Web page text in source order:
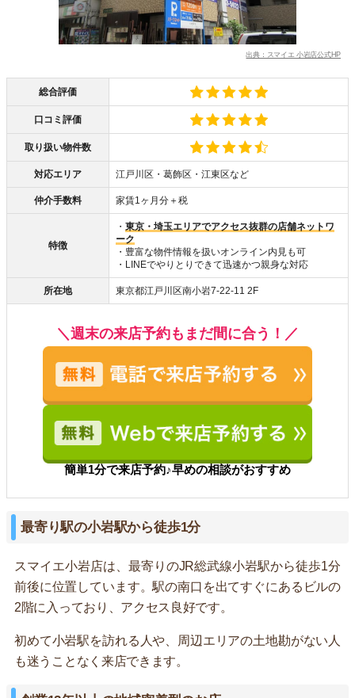
出典：スマイエ 小岩店公式HP
総合評価
口コミ評価
取り扱い物件数
対応エリア 江戸川区・葛飾区・江東区など
仲介手数料 家賃1ヶ月分＋税
特徴
・ 東京・埼玉エリアでアクセス抜群の店舗ネットワ
ーク
・豊富な物件情報を扱いオンライン内見も可
・LINEでやりとりできて迅速かつ親身な対応
所在地 東京都江戸川区南小岩7-22-11 2F
＼週末の来店予約もまだ間に合う！／
簡単1分で来店予約♪早めの相談がおすすめ
最寄り駅の小岩駅から徒歩1分
スマイエ小岩店は、最寄りのJR総武線小岩駅から徒歩1分
前後に位置しています。駅の南口を出てすぐにあるビルの
2階に入っており、アクセス良好です。
初めて小岩駅を訪れる人や、周辺エリアの土地勘がない人
も迷うことなく来店できます。